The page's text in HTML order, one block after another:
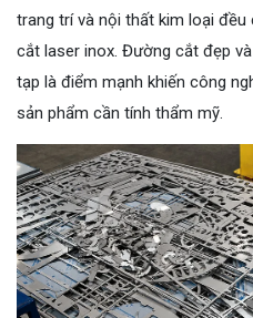
trang trí và nội thất kim loại
cắt laser inox. Đường cắt đẹp
tạp là điểm mạnh khiến công
sản phẩm cần tính thẩm mỹ.